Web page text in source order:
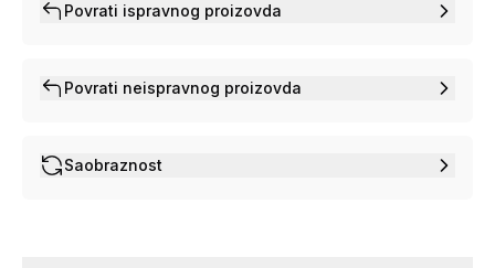
Povrati ispravnog proizovda
Povrati neispravnog proizovda
Saobraznost